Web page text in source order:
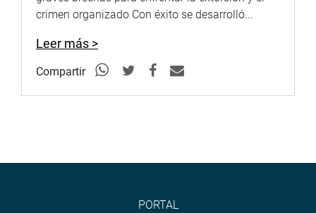
crimen organizado Con éxito se desarrolló...
Leer más >
Compartir
PORTAL